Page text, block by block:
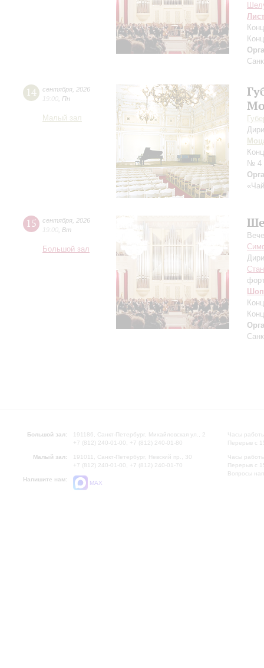
Лист
14 сентября 2026
19:00 Пн
Малый зал
№ 4
15 сентября 2026
19:00 Вт
Большой зал
Большой зал:
191186, Санкт-Петербург, Михайловская ул., 2
+7 (812) 240-01-00, +7 (812) 240-01-80
Малый зал:
191011, Санкт-Петербург, Невский пр., 30
+7 (812) 240-01-00, +7 (812) 240-01-70
Напишите нам:
MAX
Часы
Перерыв с
Часы
Перерыв с
Вопросы